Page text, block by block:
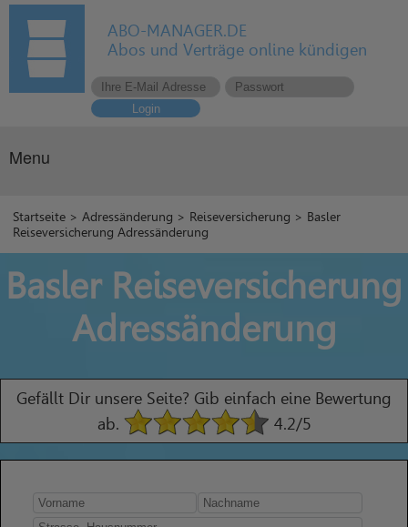
ABO-MANAGER.DE
Abos und Verträge online kündigen
Login
Menu
Startseite >Adressänderung > Reiseversicherung > Basler
Reiseversicherung Adressänderung
Basler Reiseversicherung
Adressänderung
Gefällt Dir unsere Seite? Gib einfach eine Bewertung
ab.
4.2/5